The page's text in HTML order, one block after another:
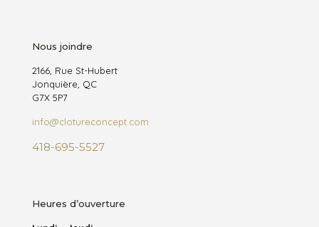
Nous joindre
2166, Rue St-Hubert
Jonquière, QC
G7X 5P7
info@clotureconcept.com
418-695-5527
Heures d’ouverture